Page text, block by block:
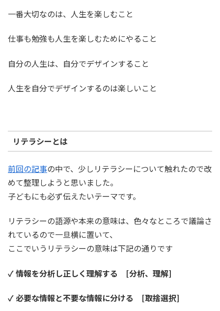
一番大切なのは、人生を楽しむこと
仕事も勉強も人生を楽しむためにやること
自分の人生は、自分でデザインすること
人生を自分でデザインするのは楽しいこと
リテラシーとは
前回の記事の中で、少しリテラシーについて触れたので改
めて整理しようと思いました。
子どもにも必ず伝えたいテーマです。
リテラシーの語源や本来の意味は、色々なところで議論さ
れているので一旦横に置いて、
ここでいうリテラシーの意味は下記の通りです
✓ 情報を分析し正しく理解する [分析、理解]
✓ 必要な情報と不要な情報に分ける [取捨選択]